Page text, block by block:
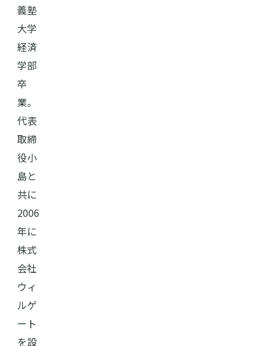
義塾
大学
経済
学部
卒
業。
代表
取締
役小
島と
共に
2006
年に
株式
会社
ウィ
ルゲ
ート
を設